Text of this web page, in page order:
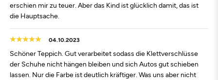
erschien mir zu teuer. Aber das Kind ist glücklich damit, das ist
die Hauptsache.
04.10.2023
Schöner Teppich. Gut verarbeitet sodass die Klettverschlüsse
der Schuhe nicht hängen bleiben und sich Autos gut schieben
lassen. Nur die Farbe ist deutlich kräftiger. Was uns aber nicht